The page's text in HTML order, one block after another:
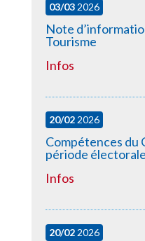
03/032026
Note
Tourisme
Infos
20/022026
Compétences du
période électorale
Infos
20/022026